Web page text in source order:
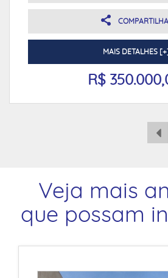
MAIS DETALHES [+]
R$
Veja mais
que possam